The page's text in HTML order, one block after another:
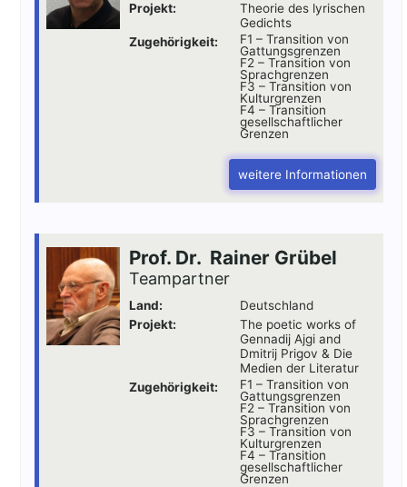
Projekt:
Theorie des lyrischen
Gedichts
Zugehörigkeit:
F1 – Transition von
Gattungsgrenzen
F2 – Transition von
Sprachgrenzen
F3 – Transition von
Kulturgrenzen
F4 – Transition
gesellschaftlicher
Grenzen
weitere Informationen
Prof. Dr. Rainer Grübel
Teampartner
Land:
Deutschland
Projekt:
The poetic works of
Gennadij Ajgi and
Dmitrij Prigov & Die
Medien der Literatur
Zugehörigkeit:
F1 – Transition von
Gattungsgrenzen
F2 – Transition von
Sprachgrenzen
F3 – Transition von
Kulturgrenzen
F4 – Transition
gesellschaftlicher
Grenzen